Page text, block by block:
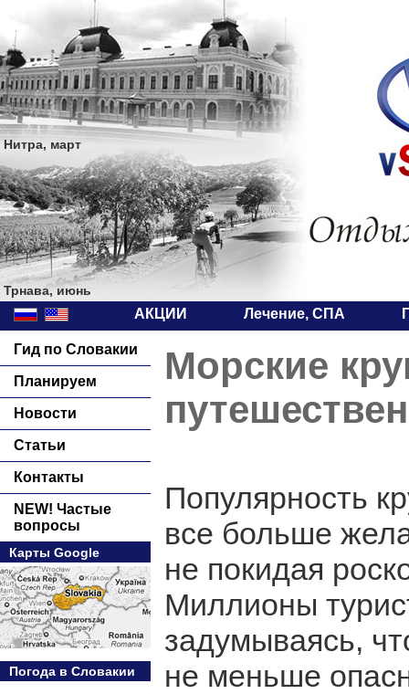
Нитра, март
Трнава, июнь
АКЦИИ Лечение, СПА
Гид по Словакии
Планируем
Новости
Статьи
Контакты
NEW! Частые
вопросы
Карты Google
Погода в Словакии
Морские
Популярность
все больше
не покидая
Миллионы
задумываясь,
не меньше